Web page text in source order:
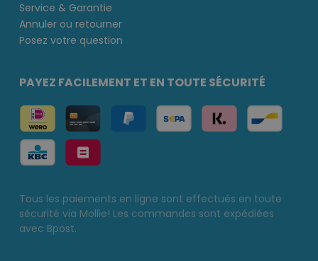
Service & Garantie
Annuler ou retourner
Posez votre question
PAYEZ FACILEMENT ET EN TOUTE SÉCURITÉ
Tous les paiements en ligne sont effectués en toute
sécurité via Mollie! Les commandes sont expédiées
avec Bpost.